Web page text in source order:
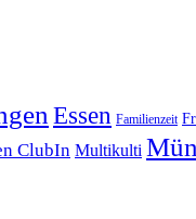
Essen Familienzeit
ClubIn Multikulti